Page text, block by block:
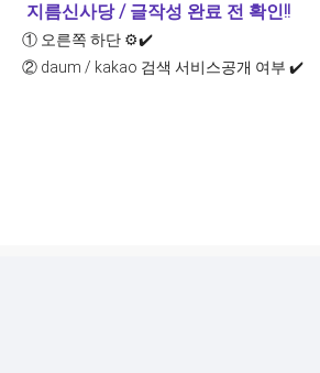
지름신사당 / 글작성 완료 전 확인!!
① 오른쪽 하단 ⚙️✔️
② daum / kakao 검색 서비스공개 여부 ✔️